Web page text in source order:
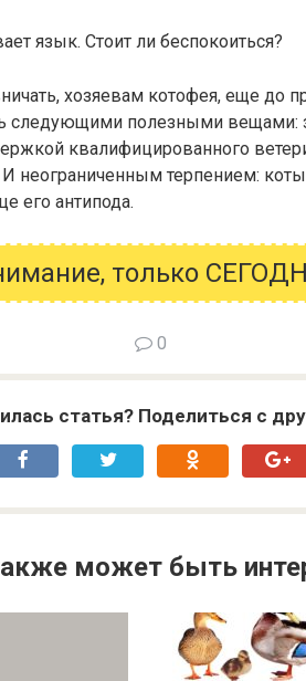
хозяевам котофея, еще до
следующими полезными вещами:
квалифицированного
неограниченным терпением:
его антипода.
только
0
статья? Поделиться с
может быть